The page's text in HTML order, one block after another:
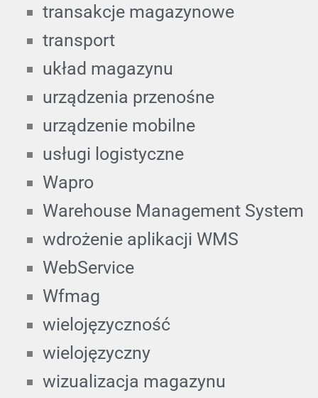
transakcje magazynowe
transport
układ magazynu
urządzenia przenośne
urządzenie mobilne
usługi logistyczne
Wapro
Warehouse Management System
wdrożenie aplikacji WMS
WebService
Wfmag
wielojęzyczność
wielojęzyczny
wizualizacja magazynu